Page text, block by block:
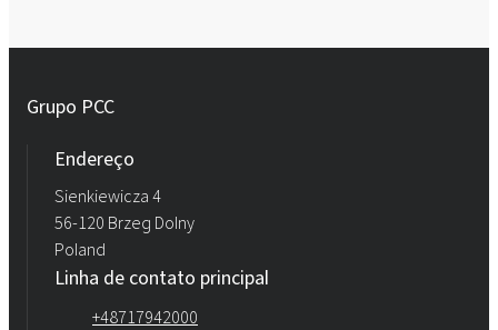
Grupo PCC
Endereço
Sienkiewicza 4
56-120 Brzeg Dolny
Poland
Linha de contato principal
+48717942000